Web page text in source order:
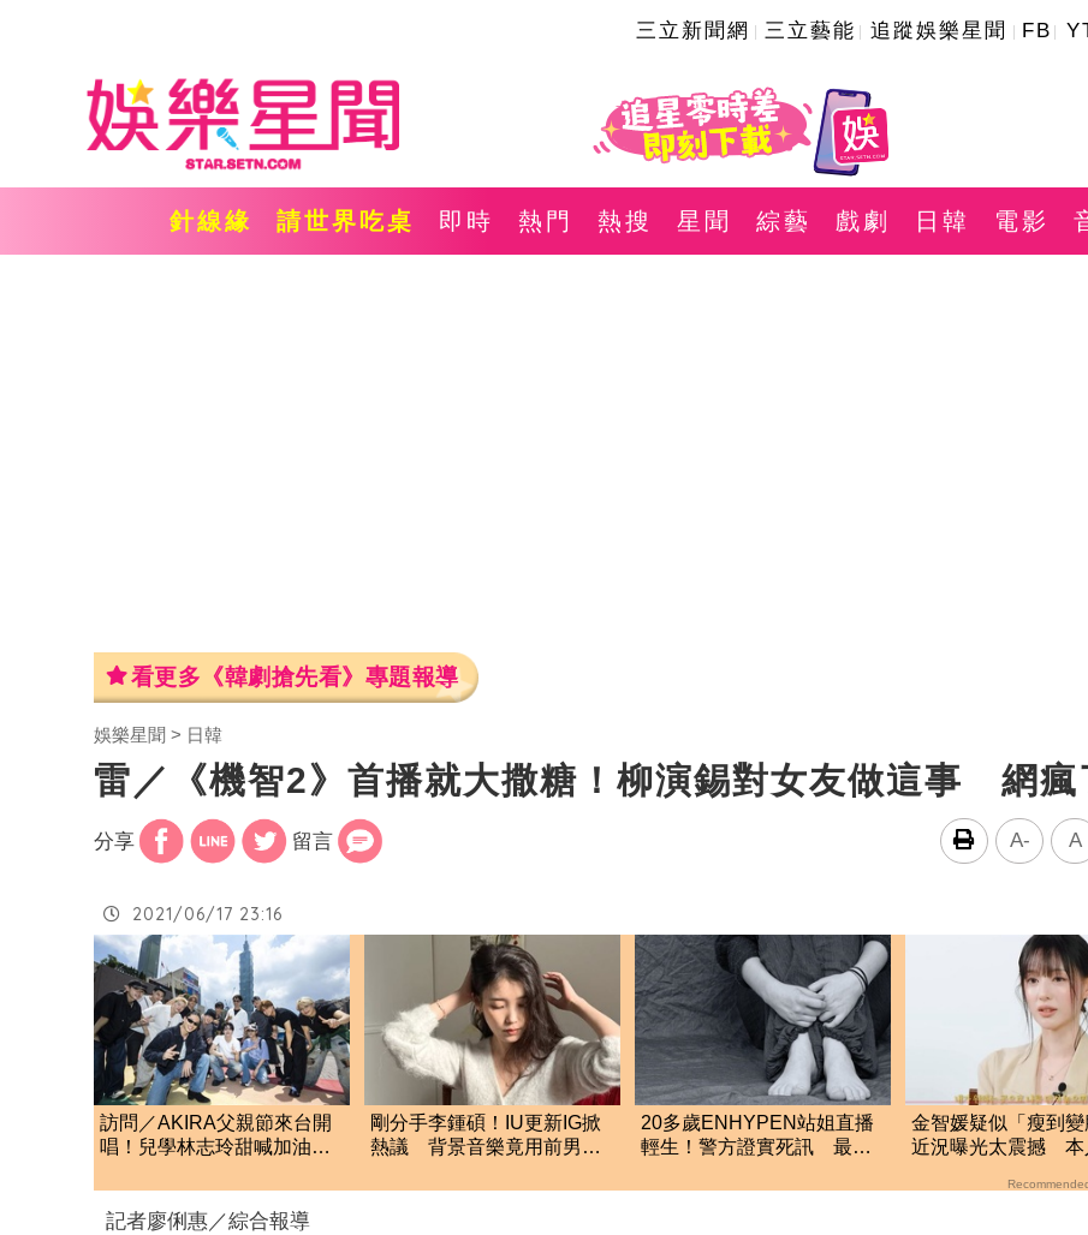
三立新聞網 三立藝能 追蹤娛樂星聞 FB
針線緣 請世界吃桌 即時 熱門 熱搜 星聞 綜藝 戲劇 日韓 電影
看更多《韓劇搶先看》專題報導
娛樂星聞 日韓
雷／《機智2》首播就大撒糖！柳演錫對女友做這事 網瘋
分享 留言 A- A
2021/06/17 23:16
訪問／AKIRA父親節來台開
唱！兒學林志玲甜喊加油
剛分手李鍾碩！IU更新IG掀
熱議 背景音樂竟用前男友
20多歲ENHYPEN站姐直播
輕生！警方證實死訊 最後
金智媛疑似「瘦到變
近況曝光太震撼 本
記者廖俐惠／綜合報導